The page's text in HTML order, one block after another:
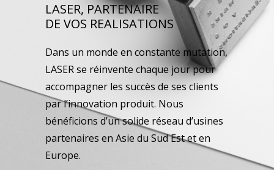
LASER, PARTENAIRE
DE VOS REALISATIONS
Dans un monde en constante mutation,
LASER se réinvente chaque jour pour
accompagner les succès de ses clients
par l’innovation produit. Nous
bénéficions d’un solide réseau d’usines
partenaires en Asie du Sud Est et en
Europe.